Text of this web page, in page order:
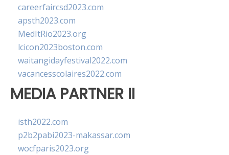
careerfaircsd2023.com
apsth2023.com
MedItRio2023.org
lcicon2023boston.com
waitangidayfestival2022.com
vacancesscolaires2022.com
MEDIA PARTNER II
isth2022.com
p2b2pabi2023-makassar.com
wocfparis2023.org